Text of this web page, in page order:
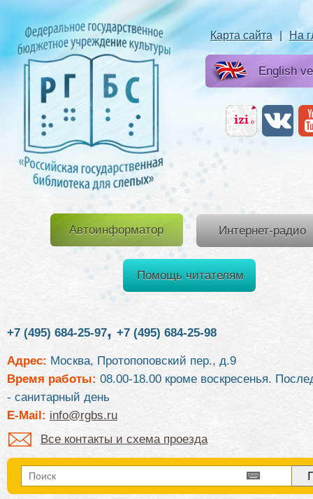
Карта сайта | На
English
Автоинформатор Интернет-радио
Помощь читателям
+7 (495) 684-25-97, +7 (495) 684-25-98
Адрес: Москва, Протопоповский пер., д.9
Время работы: 08.00-18.00 кроме воскресенья.
- санитарный день
E-Mail: info@rgbs.ru
Все контакты и схема проезда